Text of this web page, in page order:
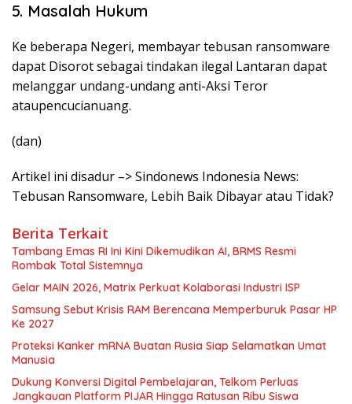
5. Masalah Hukum
Ke beberapa Negeri, membayar tebusan ransomware
dapat Disorot sebagai tindakan ilegal Lantaran dapat
melanggar undang-undang anti-Aksi Teror
ataupencucianuang.
(dan)
Artikel ini disadur –> Sindonews Indonesia News:
Tebusan Ransomware, Lebih Baik Dibayar atau Tidak?
Berita Terkait
Tambang Emas RI Ini Kini Dikemudikan AI, BRMS Resmi
Rombak Total Sistemnya
Gelar MAIN 2026, Matrix Perkuat Kolaborasi Industri ISP
Samsung Sebut Krisis RAM Berencana Memperburuk Pasar HP
Ke 2027
Proteksi Kanker mRNA Buatan Rusia Siap Selamatkan Umat
Manusia
Dukung Konversi Digital Pembelajaran, Telkom Perluas
Jangkauan Platform PIJAR Hingga Ratusan Ribu Siswa